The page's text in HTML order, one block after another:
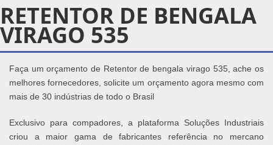
RETENTOR DE BENGALA
VIRAGO 535
Faça um orçamento de Retentor de bengala virago 535, ache os
melhores fornecedores, solicite um orçamento agora mesmo com
mais de 30 indústrias de todo o Brasil
Exclusivo para compadores, a plataforma Soluções Industriais
criou a maior gama de fabricantes referência no mercano